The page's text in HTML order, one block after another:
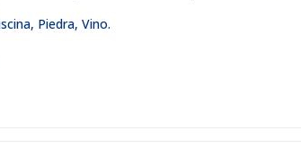
Piedra, Vino.